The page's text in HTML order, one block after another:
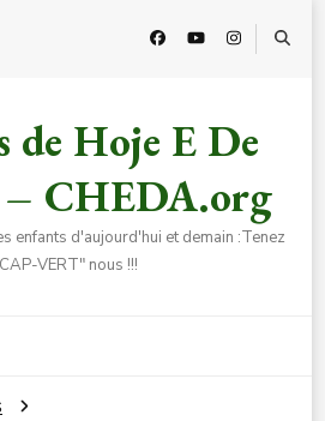
de Hoje E De
CHEDA.org
enfants d'aujourd'hui et demain :Tenez
VERT" nous !!!